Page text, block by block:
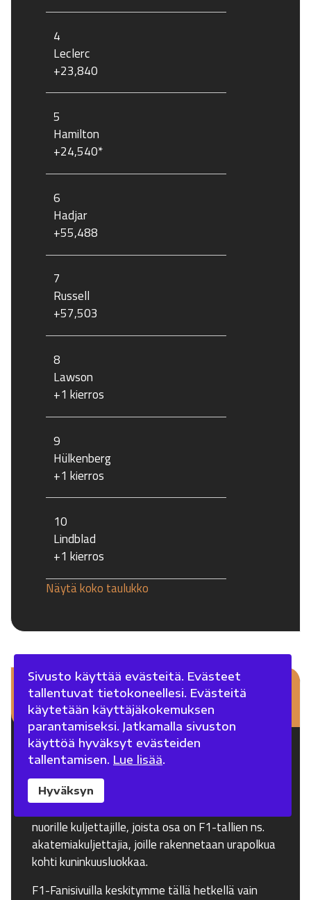
4
Leclerc
+23,840
5
Hamilton
+24,540*
6
Hadjar
+55,488
7
Russell
+57,503
8
Lawson
+1 kierros
9
Hülkenberg
+1 kierros
10
Lindblad
+1 kierros
Näytä koko taulukko
Oheisluokat
Useiden F1-viikonloppujen yhteydessä ajetaan
myös oheisluokkia Formula 2 ja Formula 3, joiden
on tarkoitus toimia ponnahduslautana Formula
nuorille kuljettajille, joista osa on F1-tallien ns.
akatemiakuljettajia, joille rakennetaan urapolkua
kohti kuninkuusluokkaa.
F1-Fanisivuilla keskitymme tällä hetkellä vain
Sivusto käyttää evästeitä. Evästeet
tallentuvat tietokoneellesi. Evästeitä
käytetään käyttäjäkokemuksen
parantamiseksi. Jatkamalla sivuston
käyttöä hyväksyt evästeiden
tallentamisen. Lue lisää.
Hyväksyn